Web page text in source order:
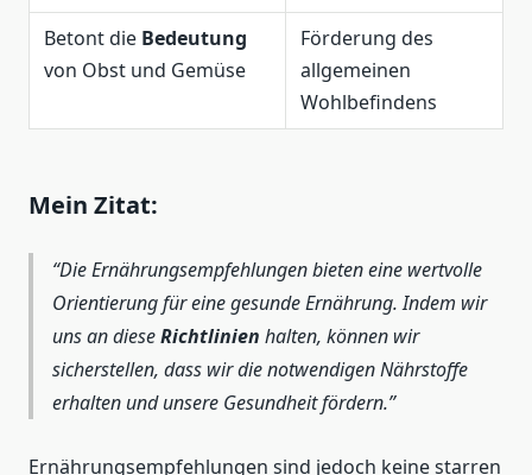
Betont die Bedeutung
von Obst und Gemüse
Förderung des
allgemeinen
Wohlbefindens
Mein Zitat:
Die Ernährungsempfehlungen bieten eine wertvolle
Orientierung für eine gesunde Ernährung. Indem wir
uns an dieseRichtlinien halten, können wir
sicherstellen, dass wir die notwendigen Nährstoffe
erhalten und unsere Gesundheit fördern.
Ernährungsempfehlungen sind jedoch keine starren